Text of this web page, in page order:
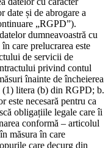
date și de abrogare a
„RGPD”).
dumneavoastră cu
care prelucrarea este
de servicii de
privind contul
înainte de încheierea
litera (b) din RGPD; b.
este necesară pentru ca
obligațiile legale care îi
conformă – articolul
măsura în care
care decurg din